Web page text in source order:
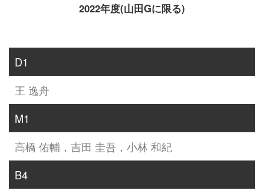
2022年度(山田Gに限る)
D1
王 逸舟
M1
高橋 佑輔，吉田 圭吾，小林 和紀
B4